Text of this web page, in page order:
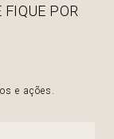
POR
e ações.